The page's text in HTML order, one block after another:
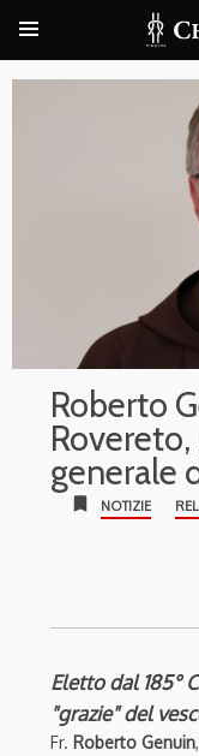
Roberto
generale
bookmark NOTIZIE
Eletto dal 185°
"grazie" del
Fr. Roberto Genuin